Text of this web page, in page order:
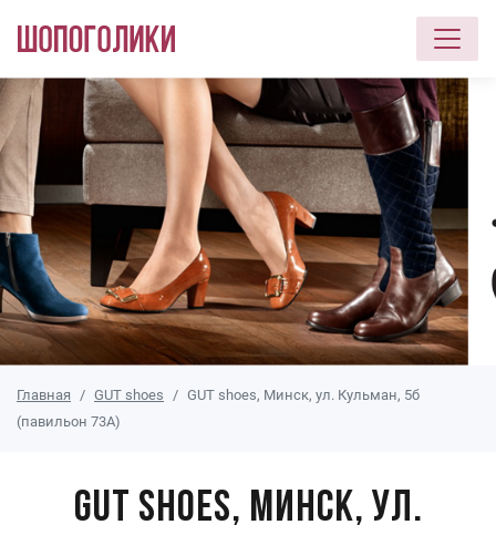
Перейти к основному содержанию
Главная GUT shoes
GUT shoes, Минск, ул. Кульман, 5б
(павильон 73А)
GUT shoes, Минск, ул.